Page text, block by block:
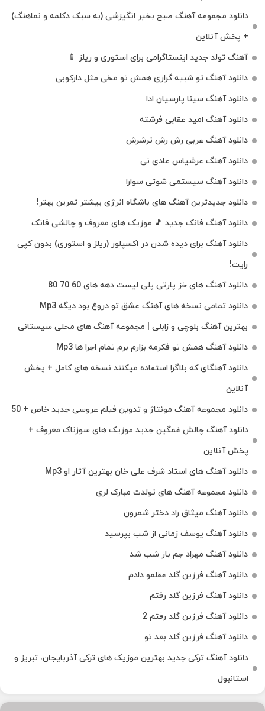
دانلود مجموعه آهنگ صبح بخیر انگیزشی (به سبک دکلمه و نماهنگ)
+ پخش آنلاین
آهنگ تولد جدید اینستاگرامی برای استوری و ریلز 📱
دانلود آهنگ تو شبیه گرازی همش تو مخی مثل دارکوبی
دانلود آهنگ سینا پارسیان ادا
دانلود آهنگ امید عقابی فرشته
دانلود آهنگ عربی رش رش ترشرش
دانلود آهنگ عرشیاس عادی نی
دانلود آهنگ سیستمی شوتی سوارا
دانلود جدیدترین آهنگ‌ های باشگاه انرژی بیشتر تمرین بهتر!
دانلود آهنگ فانک جدید 🎵 موزیک‌ های معروف و چالشی فانک
دانلود آهنگ برای دیده شدن در اکسپلور (ریلز و استوری) بدون کپی
رایت!
دانلود آهنگ های خز پارتی پلی لیست دهه های 60 70 80
دانلود تمامی نسخه های آهنگ عشق تو دروغ بود دیگه Mp3
بهترین آهنگ بلوچی و زابلی | مجموعه آهنگ‌ های محلی سیستانی
دانلود آهنگ همش تو فکرمه بزارم برم تمام اجرا ها Mp3
دانلود آهنگای که بلاگرا استفاده میکنند نسخه های کامل + پخش
آنلاین
دانلود مجموعه آهنگ مونتاژ و تدوین فیلم عروسی جدید خاص + 50
دانلود آهنگ چالش غمگین جدید موزیک های سوزناک معروف +
پخش آنلاین
دانلود آهنگ های استاد شرف علی خان بهترین آثار او Mp3
دانلود مجموعه آهنگ های تولدت مبارک لری
دانلود آهنگ میثاق راد دختر شمرون
دانلود آهنگ یوسف زمانی از شب بپرسید
دانلود آهنگ مهراد جم باز شب شد
دانلود آهنگ فرزین گلد عقلمو دادم
دانلود آهنگ فرزین گلد رفتم
دانلود آهنگ فرزین گلد رفتم 2
دانلود آهنگ فرزین گلد بعد تو
دانلود آهنگ ترکی جدید بهترین موزیک‌ های ترکی آذربایجان، تبریز و
استانبول